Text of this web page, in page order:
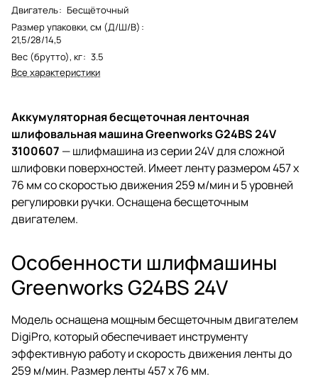
Двигатель: Бесщёточный
Размер упаковки, см (Д/Ш/В) :
21,5/28/14,5
Вес (брутто), кг: 3.5
Все характеристики
Аккумуляторная бесщеточная ленточная
шлифовальная машина Greenworks G24BS 24V
3100607 — шлифмашина из серии 24V для сложной
шлифовки поверхностей. Имеет ленту размером 457 x
76 мм со скоростью движения 259 м/мин и 5 уровней
регулировки ручки. Оснащена бесщеточным
двигателем.
Особенности шлифмашины
Greenworks G24BS 24V
Модель оснащена мощным бесщеточным двигателем
DigiPro, который обеспечивает инструменту
эффективную работу и скорость движения ленты до
259 м/мин. Размер ленты 457 x 76 мм.